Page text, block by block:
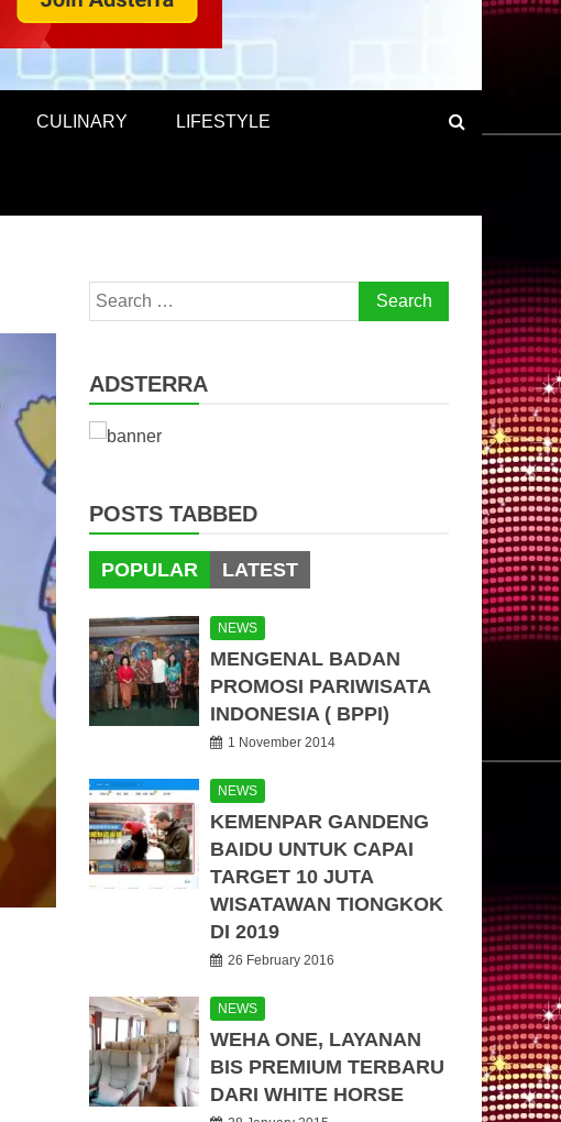
CULINARY LIFESTYLE
Search
for:
ADSTERRA
POSTS TABBED
POPULAR LATEST
NEWS
MENGENAL BADAN
PROMOSI PARIWISATA
INDONESIA ( BPPI)
1 November 2014
NEWS
KEMENPAR GANDENG
BAIDU UNTUK CAPAI
TARGET 10 JUTA
WISATAWAN TIONGKOK
DI 2019
26 February 2016
NEWS
WEHA ONE, LAYANAN
BIS PREMIUM TERBARU
DARI WHITE HORSE